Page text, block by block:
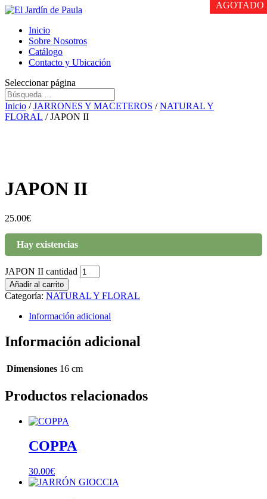
Inicio
Sobre Nosotros
Catálogo
Contacto y Ubicación
Seleccionar página
Inicio /JARRONES Y MACETEROS /NATURAL Y
FLORAL / JAPON II
JAPON II
25.00€
Hay existencias
JAPON II cantidad
Añadir al carrito
Categoría: NATURAL Y FLORAL
Información adicional
Información adicional
Dimensiones 16 cm
Productos relacionados
AGOTADO
COPPA
30.00€
AGOTADO
AGOTADO